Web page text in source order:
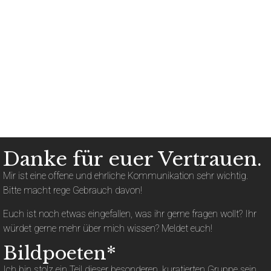
Danke für euer Vertrauen.
Mir ist eine offene und ehrliche Kommunikation sehr wichtig.
Bitte macht rege Gebrauch davon!
Euch ist noch etwas eingefallen, was ihr gerne fragen wollt? Ihr
würdet gerne mehr über mich wissen? Meldet euch!
Bildpoeten*